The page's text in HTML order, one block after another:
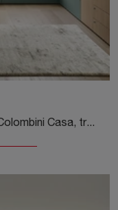
Con questa cameretta Golf Y116 Colombini Casa, tra le soluzioni su misura, potrai arredare stanze moderne per ragazzi.